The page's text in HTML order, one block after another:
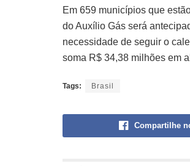
Em 659 municípios que
do Auxílio Gás será
necessidade de seguir o
soma R$ 34,38 milhões em
Tags: Brasil
Compartilhe